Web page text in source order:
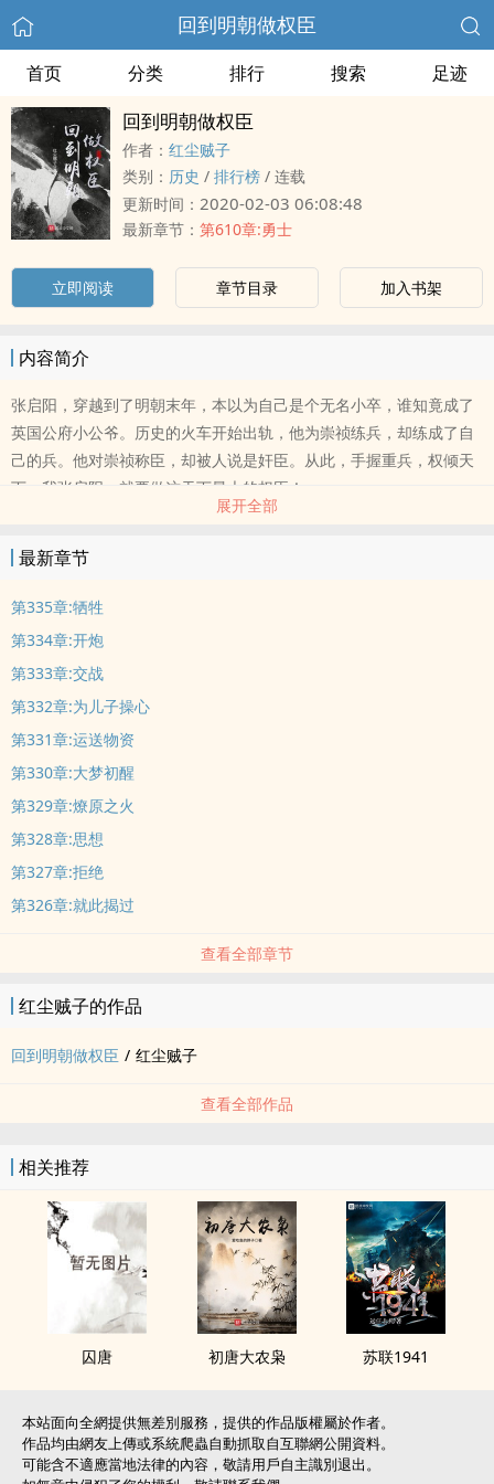
回到明朝做权臣
首页 分类 排行 搜索 足迹
回到明朝做权臣
作者： 红尘贼子
类别： 历史 / 排行榜 / 连载
更新时间： 2020-02-03 06:08:48
最新章节： 第610章:勇士
立即阅读 章节目录 加入书架
内容简介
张启阳，穿越到了明朝末年，本以为自己是个无名小卒，谁知竟成了
英国公府小公爷。历史的火车开始出轨，他为崇祯练兵，却练成了自
己的兵。他对崇祯称臣，却被人说是奸臣。从此，手握重兵，权倾天
下，我张启阳，就要做这天下最大的权臣！......
展开全部
最新章节
第335章:牺牲
第334章:开炮
第333章:交战
第332章:为儿子操心
第331章:运送物资
第330章:大梦初醒
第329章:燎原之火
第328章:思想
第327章:拒绝
第326章:就此揭过
查看全部章节
红尘贼子的作品
回到明朝做权臣 / 红尘贼子
查看全部作品
相关推荐
囚唐 初唐大农枭 苏联1941
本站面向全網提供無差別服務，提供的作品版權屬於作者。
作品均由網友上傳或系統爬蟲自動抓取自互聯網公開資料。
可能含不適應當地法律的內容，敬請用戶自主識別退出。